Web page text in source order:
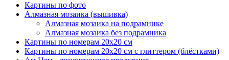
Картины по фото
Алмазная мозаика (вышивка)
Алмазная мозаика на подрамнике
Алмазная мозаика без подрамника
Картины по номерам 20х20 см
Картины по номерам 20х20 см с глиттером (блёстками)